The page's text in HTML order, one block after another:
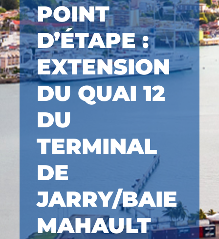
POINT
D’ÉTAPE :
EXTENSION
DU QUAI 12
DU
TERMINAL
DE
JARRY/BAIE
MAHAULT